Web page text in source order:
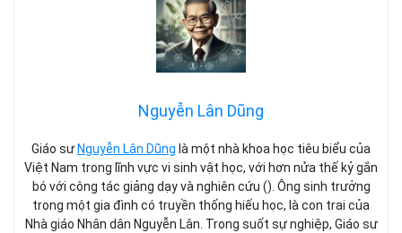
Nguyễn Lân Dũng
Giáo sư Nguyễn Lân Dũng là một nhà khoa học tiêu biểu của
Việt Nam trong lĩnh vực vi sinh vật học, với hơn nửa thế kỷ gắn
bó với công tác giảng dạy và nghiên cứu (). Ông sinh trưởng
trong một gia đình có truyền thống hiếu học, là con trai của
Nhà giáo Nhân dân Nguyễn Lân. Trong suốt sự nghiệp, Giáo sư